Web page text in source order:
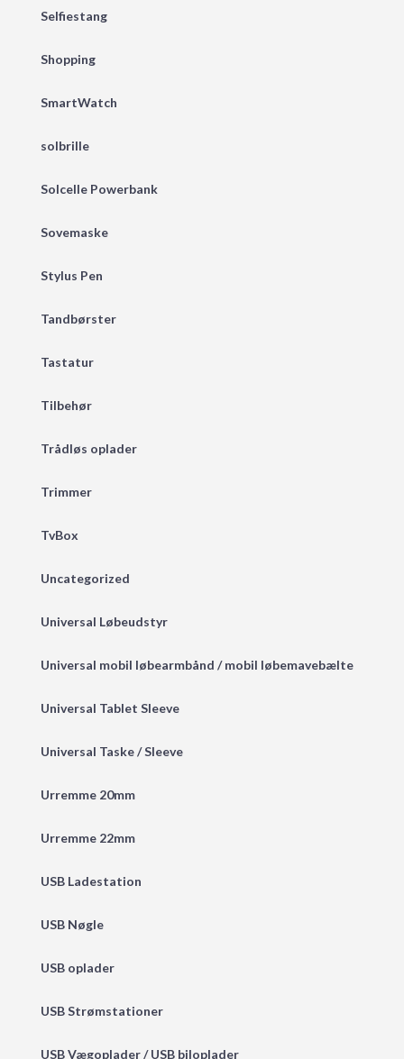
Selfiestang
Shopping
SmartWatch
solbrille
Solcelle Powerbank
Sovemaske
Stylus Pen
Tandbørster
Tastatur
Tilbehør
Trådløs oplader
Trimmer
TvBox
Uncategorized
Universal Løbeudstyr
Universal mobil løbearmbånd / mobil løbemavebælte
Universal Tablet Sleeve
Universal Taske / Sleeve
Urremme 20mm
Urremme 22mm
USB Ladestation
USB Nøgle
USB oplader
USB Strømstationer
USB Vægoplader / USB biloplader